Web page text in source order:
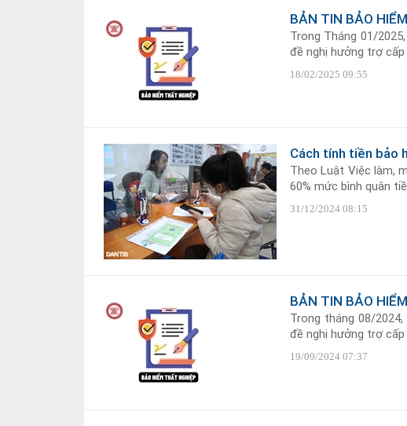
BẢN TIN BẢO
Trong Tháng 01/
đề nghị hưởng trợ cấp
18/02/2025 09:55
Cách tính tiền bảo
Theo Luật Việc làm,
60% mức bình quân
31/12/2024 08:15
BẢN TIN BẢO
Trong tháng 08/
đề nghị hưởng trợ cấp
19/09/2024 07:37